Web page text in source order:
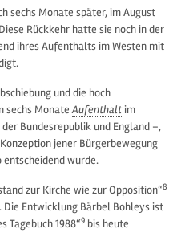
sechs Monate später, im August
Rückkehr hatte sie noch in der
ihres Aufenthalts im Westen mit
und die hoch
sechs MonateAufenthaltim
Bundesrepublik und England –,
jener Bürgerbewegung
entscheidend wurde.
zur Kirche wie zur Opposition“8
Die Entwicklung Bärbel Bohleys ist
Tagebuch 1988“9 bis heute